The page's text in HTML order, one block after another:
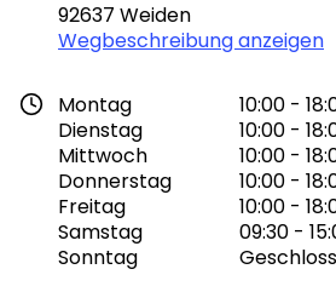
92637 Weiden
Wegbeschreibung anzeigen
Montag
10:00 -
Dienstag
10:00 -
Mittwoch
10:00 -
Donnerstag
10:00 -
Freitag
10:00 -
Samstag
09:30 -
Sonntag